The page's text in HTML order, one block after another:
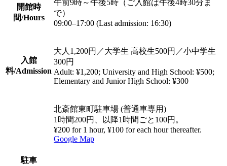
開館時
間/Hours
午前9時～午後5時（ご入館は午後4時30分ま
で）
09:00–17:00 (Last admission: 16:30)
入館
料/Admission
大人1,200円／大学生 高校生500円／小中学生
300円
Adult: ¥1,200; University and High School: ¥500;
Elementary and Junior High School: ¥300
駐車
北斎館東町駐車場 (普通車専用)
1時間200円、以降1時間ごと100円。
¥200 for 1 hour, ¥100 for each hour thereafter.
Google Map